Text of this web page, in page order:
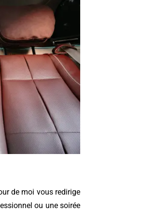
de moi vous redirige
ou une soirée